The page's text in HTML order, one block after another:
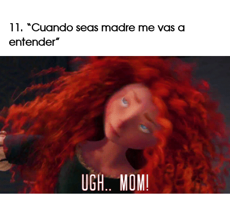
11. “Cuando seas madre me vas a
entender”